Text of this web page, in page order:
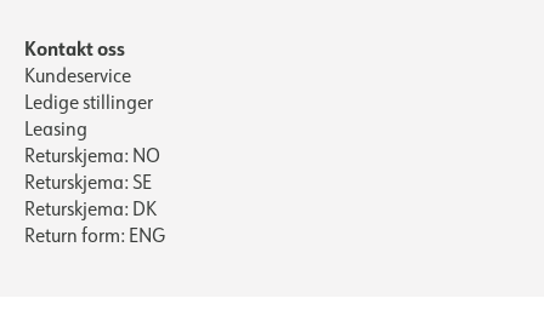
Kontakt oss
Kundeservice
Ledige stillinger
Leasing
Returskjema: NO
Returskjema: SE
Returskjema: DK
Return form: ENG